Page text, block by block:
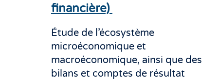
financière)
Étude de l’écosystème
microéconomique et
macroéconomique, ainsi que des
bilans et comptes de résultat